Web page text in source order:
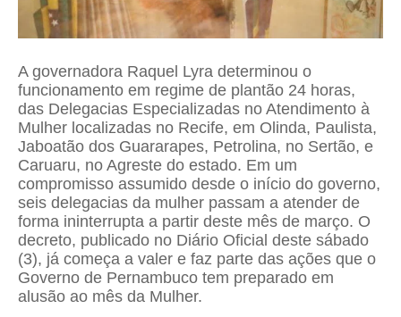
A governadora Raquel Lyra determinou o
funcionamento em regime de plantão 24 horas,
das Delegacias Especializadas no Atendimento à
Mulher localizadas no Recife, em Olinda, Paulista,
Jaboatão dos Guararapes, Petrolina, no Sertão, e
Caruaru, no Agreste do estado. Em um
compromisso assumido desde o início do governo,
seis delegacias da mulher passam a atender de
forma ininterrupta a partir deste mês de março. O
decreto, publicado no Diário Oficial deste sábado
(3), já começa a valer e faz parte das ações que o
Governo de Pernambuco tem preparado em
alusão ao mês da Mulher.